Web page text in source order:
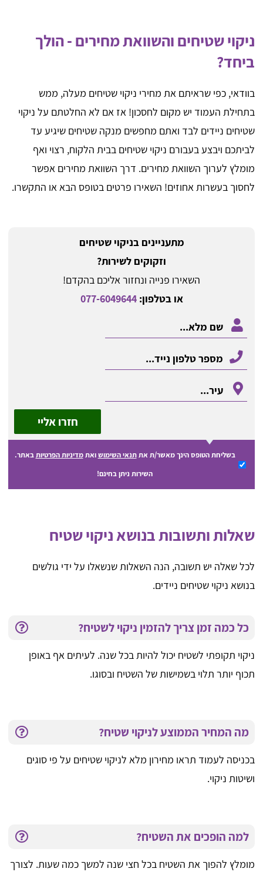
ניקוי שטיחים והשוואת מחירים - הולך
ביחד?
בוודאי, כפי שראיתם את מחירי ניקוי שטיחים מעלה, ממש
בתחילת העמוד יש מקום לחסכון! אז אם לא החלטתם על ניקוי
שטיחים ניידים לבד ואתם מחפשים מנקה שטיחים שיגיע עד
לביתכם ויבצע בעבורם ניקוי שטיחים בבית הלקוח, רצוי ואף
מומלץ לערוך השוואת מחירים. דרך השוואת מחירים אפשר
לחסוך בעשרות אחוזים! השאירו פרטים בטופס הבא או התקשרו.
מתעניינים בניקוי שטיחים
וזקוקים לשירות?
השאירו פנייה ונחזור אליכם בהקדם!
או בטלפון:077-6049644
חזרו אליי
בשליחת הטופס הינך מאשר/ת אתתנאי השימושואתמדיניות הפרטיותבאתר.
השירות ניתן בחינם!
שאלות ותשובות בנושא ניקוי שטיח
לכל שאלה יש תשובה, הנה השאלות שנשאלו על ידי גולשים
בנושא ניקוי שטיחים ניידים.
כל כמה זמן צריך להזמין ניקוי לשטיח?
ניקוי תקופתי לשטיח יכול להיות בכל שנה. לעיתים אף באופן
תכוף יותר תלוי בשמישות של השטיח ובסוגו.
מה המחיר הממוצע לניקוי שטיח?
בכניסה לעמוד תראו מחירון מלא לניקוי שטיחים על פי סוגים
ושיטות ניקוי.
למה הופכים את השטיח?
מומלץ להפוך את השטיח בכל חצי שנה למשך כמה שעות. לצורך